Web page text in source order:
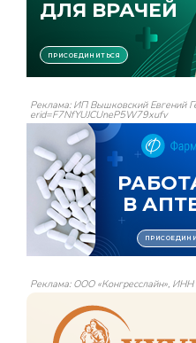
Реклама: ИП Вышковский Евгений
erid=F7NfYUJCUneP5W79xufv
Реклама: ООО «Конгресслайн»,